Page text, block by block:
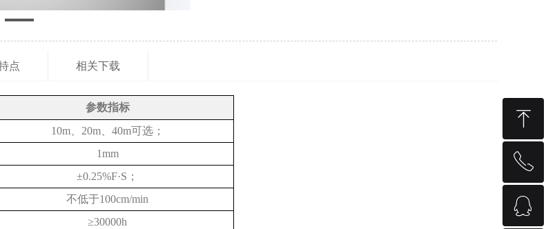
点 相关下载
参数指标
10m、20m、40m可选；
1mm
±0.25%F·S；
不低于100cm/min
≥30000h
ꁸ
回到顶部
ꂅ
ꁗ